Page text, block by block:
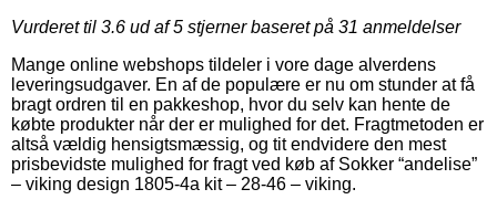
Vurderet til 3.6 ud af 5 stjerner baseret på 31 anmeldelser
Mange online webshops tildeler i vore dage alverdens
leveringsudgaver. En af de populære er nu om stunder at få
bragt ordren til en pakkeshop, hvor du selv kan hente de
købte produkter når der er mulighed for det. Fragtmetoden er
altså vældig hensigtsmæssig, og tit endvidere den mest
prisbevidste mulighed for fragt ved køb af Sokker “andelise”
– viking design 1805-4a kit – 28-46 – viking.